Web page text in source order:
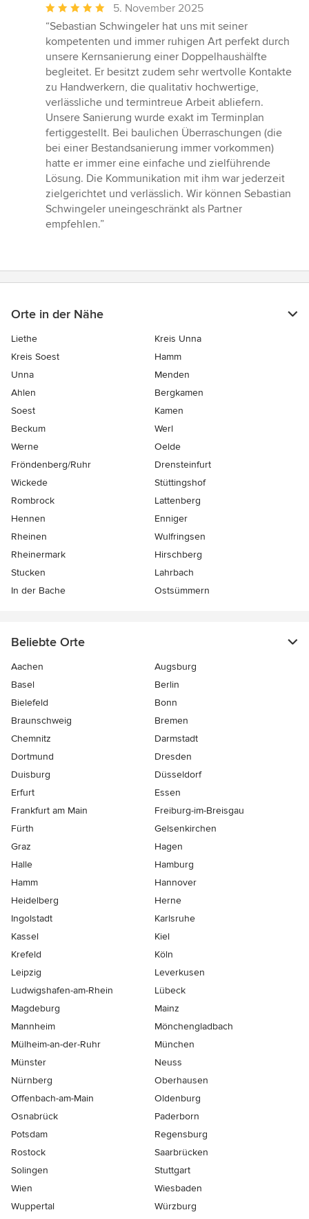
Durchschnittliche
Bewertung:
5
von
5
Sternen
5. November 2025
“Sebastian Schwingeler hat uns mit seiner
kompetenten und immer ruhigen Art perfekt durch
unsere Kernsanierung einer Doppelhaushälfte
begleitet. Er besitzt zudem sehr wertvolle Kontakte
zu Handwerkern, die qualitativ hochwertige,
verlässliche und termintreue Arbeit abliefern.
Unsere Sanierung wurde exakt im Terminplan
fertiggestellt. Bei baulichen Überraschungen (die
bei einer Bestandsanierung immer vorkommen)
hatte er immer eine einfache und zielführende
Lösung. Die Kommunikation mit ihm war jederzeit
zielgerichtet und verlässlich. Wir können Sebastian
Schwingeler uneingeschränkt als Partner
empfehlen.”
Orte in der Nähe
Liethe
Kreis Unna
Kreis Soest
Hamm
Unna
Menden
Ahlen
Bergkamen
Soest
Kamen
Beckum
Werl
Werne
Oelde
Fröndenberg/Ruhr
Drensteinfurt
Wickede
Stüttingshof
Rombrock
Lattenberg
Hennen
Enniger
Rheinen
Wulfringsen
Rheinermark
Hirschberg
Stucken
Lahrbach
In der Bache
Ostsümmern
Beliebte Orte
Aachen
Augsburg
Basel
Berlin
Bielefeld
Bonn
Braunschweig
Bremen
Chemnitz
Darmstadt
Dortmund
Dresden
Duisburg
Düsseldorf
Erfurt
Essen
Frankfurt am Main
Freiburg-im-Breisgau
Fürth
Gelsenkirchen
Graz
Hagen
Halle
Hamburg
Hamm
Hannover
Heidelberg
Herne
Ingolstadt
Karlsruhe
Kassel
Kiel
Krefeld
Köln
Leipzig
Leverkusen
Ludwigshafen-am-Rhein
Lübeck
Magdeburg
Mainz
Mannheim
Mönchen­gladbach
Mülheim-an-der-Ruhr
München
Münster
Neuss
Nürnberg
Oberhausen
Offenbach-am-Main
Oldenburg
Osnabrück
Paderborn
Potsdam
Regensburg
Rostock
Saarbrücken
Solingen
Stuttgart
Wien
Wiesbaden
Wuppertal
Würzburg